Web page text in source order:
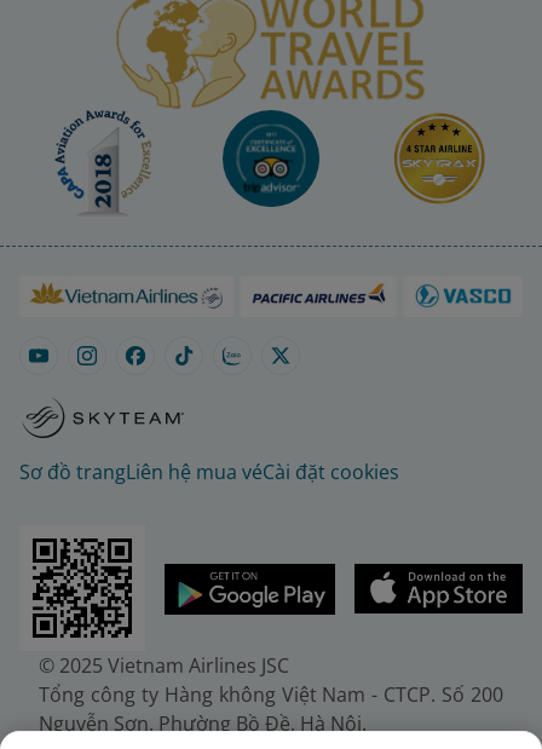
Sơ đồ trangLiên hệ mua véCài đặt cookies
© 2025 Vietnam Airlines JSC
Tổng công ty Hàng không Việt Nam - CTCP. Số 200
Nguyễn Sơn, Phường Bồ Đề, Hà Nội.